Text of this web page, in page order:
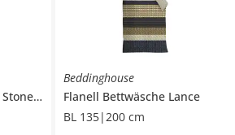
Stone Washed
Beddinghouse
Flanell Bettwäsche Lance
BL 135|200 cm